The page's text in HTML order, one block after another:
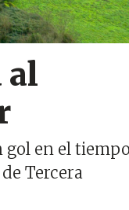
al
gol en el tiempo
Tercera